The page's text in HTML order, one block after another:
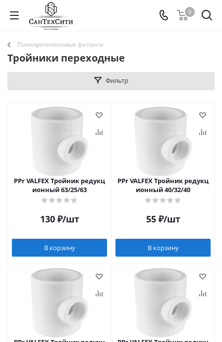
0
Полипропиленовые фитинги
Тройники переходные
Фильтр
PPr VALFEX Тройник редукц
ионный 63/25/63
130₽/шт
В корзину
PPr VALFEX Тройник редукц
ионный 40/32/40
55₽/шт
В корзину